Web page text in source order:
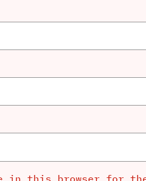
in this browser for